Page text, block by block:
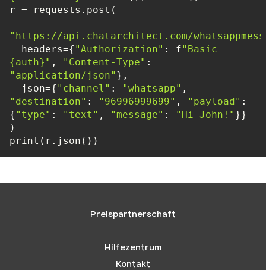
"https://api.chatarchitect.com/
  headers={
"Authorization" : f"Basic
{auth}" , "Content-Type"
"application/json"
  json={
"channel" : "whatsapp"
"destination" : "96996999699" , "payload" :
{ "type" : "text" , "message" : "Hi John!"
print(r.json())
Preispartnerschaft
Hilfezentrum
Kontakt